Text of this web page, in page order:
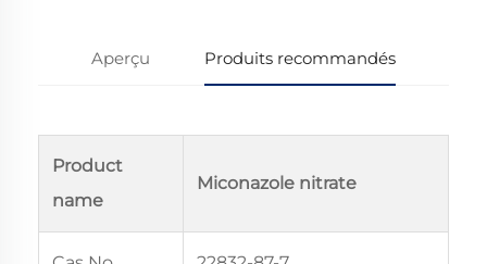
Aperçu Produits recommandés
Product
name
Miconazole nitrate